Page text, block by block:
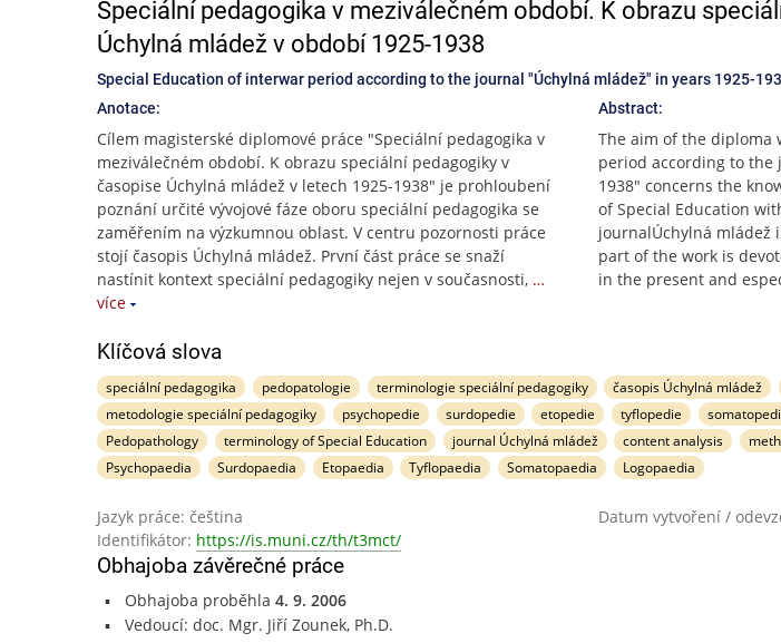
Speciální pedagogika v meziválečném období. K obrazu
Úchylná mládež v období 1925-1938
Special Education of interwar period according to the journal "Úchylná mládež" in years 1925-
Anotace:
Cílem magisterské diplomové práce "Speciální pedagogika v
meziválečném období. K obrazu speciální pedagogiky v
časopise Úchylná mládež v letech 1925-1938" je prohloubení
poznání určité vývojové fáze oboru speciální pedagogika se
zaměřením na výzkumnou oblast. V centru pozornosti práce
stojí časopis Úchylná mládež. První část práce se snaží
nastínit kontext speciální pedagogiky nejen v současnosti, …
více
Abstract:
The aim of the diploma
period according to the
1938" concerns the
of Special Education
journalÚchylná mládež
part of the work is
in the present and
Klíčová slova
speciální pedagogika pedopatologie terminologie speciální pedagogiky časopis Úchylná mládež
metodologie speciální pedagogiky
psychopedie surdopedie etopedie tyflopedie
Pedopathology
terminology of Special Education journal Úchylná mládež content analysis
Psychopaedia
Surdopaedia Etopaedia Tyflopaedia Somatopaedia Logopaedia
Jazyk práce: čeština
Datum vytvoření /
Identifikátor: https://is.muni.cz/th/t3mct/
Obhajoba závěrečné práce
Obhajoba proběhla 4. 9. 2006
Vedoucí: doc. Mgr. Jiří Zounek, Ph.D.